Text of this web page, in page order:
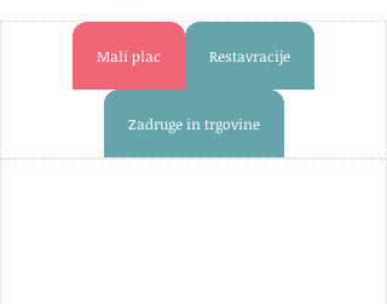
Mali plac Restavracije
Zadruge in trgovine